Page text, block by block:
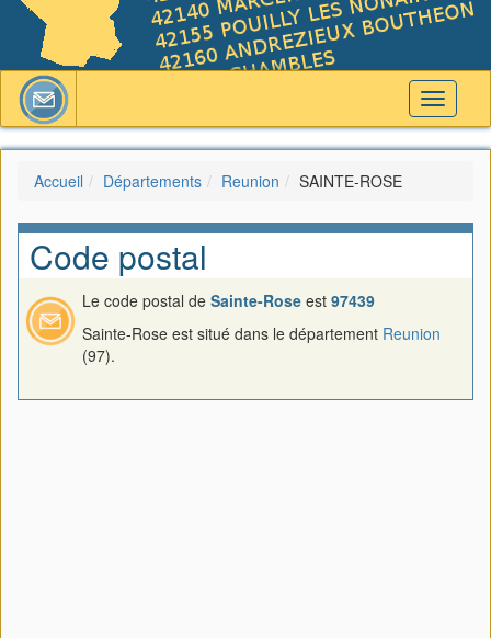
Toggle
Accueil Départements Reunion SAINTE-ROSE
Code postal
Le code postal de Sainte-Rose est 97439
Sainte-Rose est situé dans le département Reunion
(97).